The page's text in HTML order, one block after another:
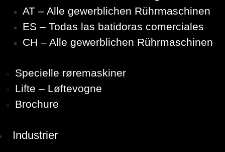
AT – Alle gewerblichen Rührmaschinen
ES – Todas las batidoras comerciales
CH – Alle gewerblichen Rührmaschinen
Specielle røremaskiner
Lifte – Løftevogne
Brochure
Industrier